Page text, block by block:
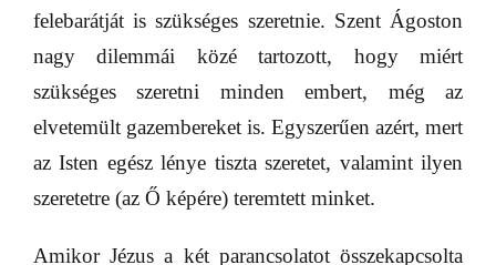
felebarátját is szükséges szeretnie. Szent Ágoston
nagy dilemmái közé tartozott, hogy miért
szükséges szeretni minden embert, még az
elvetemült gazembereket is. Egyszerűen azért, mert
az Isten egész lénye tiszta szeretet, valamint ilyen
szeretetre (az Ő képére) teremtett minket.
Amikor Jézus a két parancsolatot összekapcsolta